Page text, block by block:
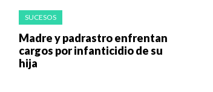
SUCESOS
Madre y padrastro enfrentan
cargos por infanticidio de su
hija